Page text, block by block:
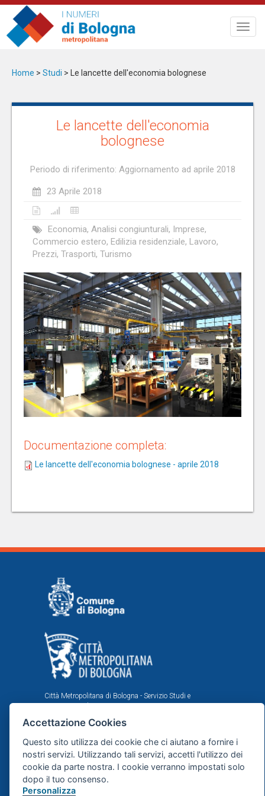
Salta
contenuto
principale
Home > Studi > Le lancette dell'economia bolognese
Le lancette dell'economia
bolognese
Periodo di riferimento: Aggiornamento ad aprile 2018
23 Aprile 2018
Economia, Analisi congiunturali, Imprese,
Commercio estero, Edilizia residenziale, Lavoro,
Prezzi, Trasporti, Turismo
Documentazione completa:
Le lancette dell'economia bolognese - aprile 2018
Città Metropolitana di Bologna - Servizio Studi e
Comune di Bologna - Area Programmazione, Statistica e
di Statistica
Il portale statistico metropolitano è stato realizzato
nell'ambito dell'accordo istituzionale fra Città
Metropolitana e Comune di Bologna in tema di statistica
e ricerche demografiche, sociali ed economiche.
Accettazione Cookies
Questo sito utilizza dei cookie che ci aiutano a fornire i
nostri servizi. Utilizzando tali servizi, accetti l'utilizzo dei
cookie da parte nostra. I cookie verranno impostati solo
dopo il tuo consenso.
Personalizza